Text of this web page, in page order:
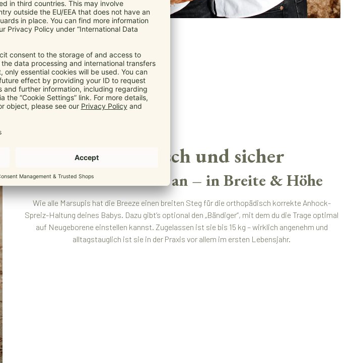
Ergonomisch und sicher
Passt sich stufenlos an – in Breite & Höhe
Wie alle Marsupis hat die Breeze einen breiten Steg für die orthopädisch korrekte Anhock-
Spreiz-Haltung deines Babys. Dazu gibt’s optional den „Bändiger“, mit dem du die Trage optimal
auf Neugeborene einstellen kannst. Zugelassen ist sie bis 15 kg – wirklich angenehm und
alltagstauglich ist sie in der Praxis vor allem im ersten Lebensjahr.